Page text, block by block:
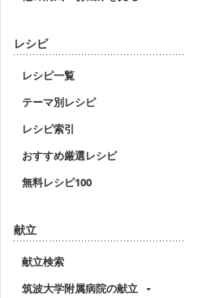
レシピ
レシピ一覧
テーマ別レシピ
レシピ索引
おすすめ厳選レシピ
無料レシピ100
献立
献立検索
筑波大学附属病院の献立